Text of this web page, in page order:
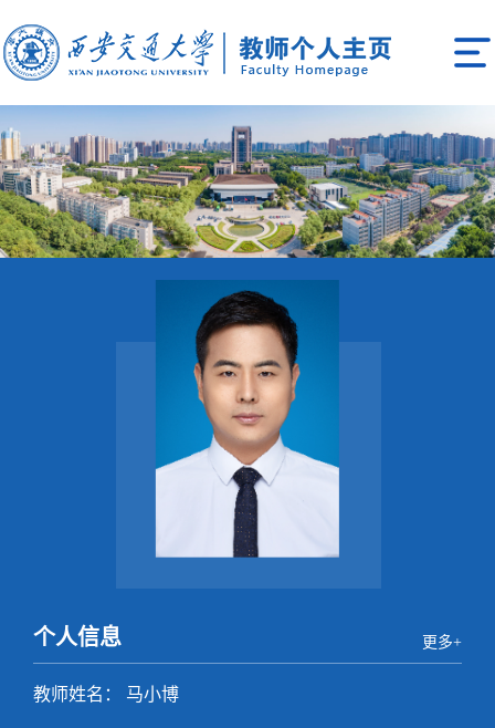
个人信息 更多+
教师姓名： 马小博